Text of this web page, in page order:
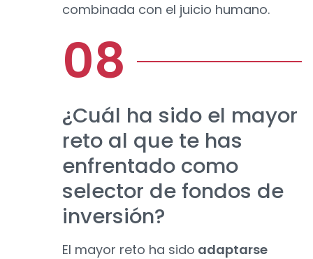
combinada con el juicio humano.
¿Cuál ha sido el mayor
reto al que te has
enfrentado como
selector de fondos de
inversión?
El mayor reto ha sido adaptarse